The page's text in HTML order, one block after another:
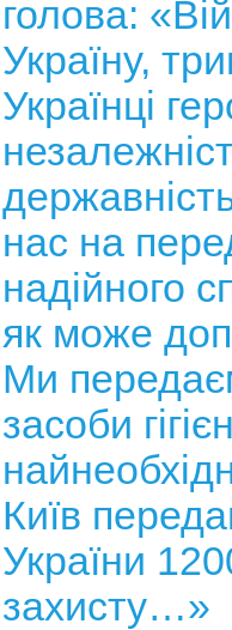
голова:
Україну,
Українці
нас на
надійного
як може
Ми
засоби
Київ
України
захисту…»